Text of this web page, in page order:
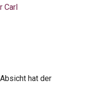
Carl
hat der